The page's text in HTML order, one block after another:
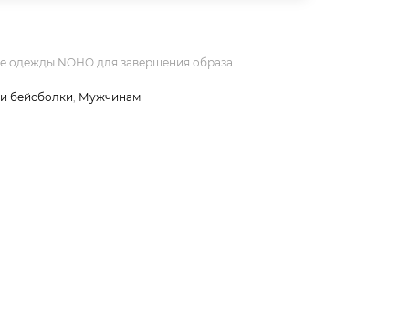
одежды NOHO для завершения образа.
бейсболки Мужчинам